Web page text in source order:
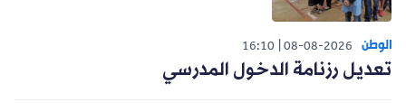
الوطن 08-08-2026
16:10
تعديل رزنامة الدخول المدرسي